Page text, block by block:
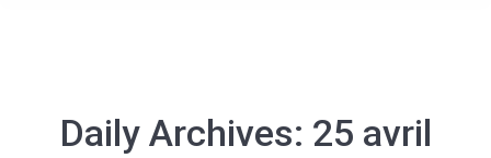
Daily Archives: 25 avril